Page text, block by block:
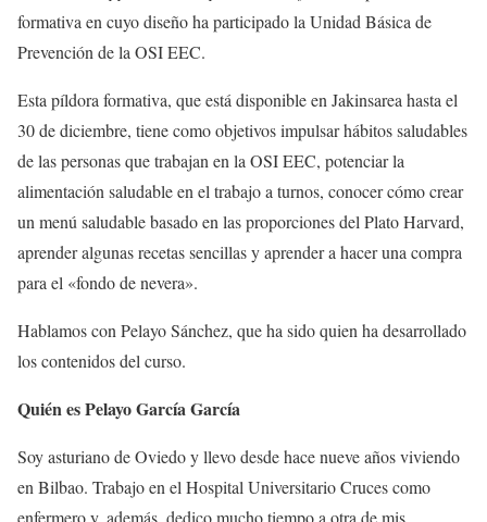
formativa en cuyo diseño ha participado la Unidad Básica de
Prevención de la OSI EEC.
Esta píldora formativa, que está disponible en Jakinsarea hasta el
30 de diciembre, tiene como objetivos impulsar hábitos saludables
de las personas que trabajan en la OSI EEC, potenciar la
alimentación saludable en el trabajo a turnos, conocer cómo crear
un menú saludable basado en las proporciones del Plato Harvard,
aprender algunas recetas sencillas y aprender a hacer una compra
para el «fondo de nevera».
Hablamos con Pelayo Sánchez, que ha sido quien ha desarrollado
los contenidos del curso.
Quién es Pelayo García García
Soy asturiano de Oviedo y llevo desde hace nueve años viviendo
en Bilbao. Trabajo en el Hospital Universitario Cruces como
enfermero y, además, dedico mucho tiempo a otra de mis